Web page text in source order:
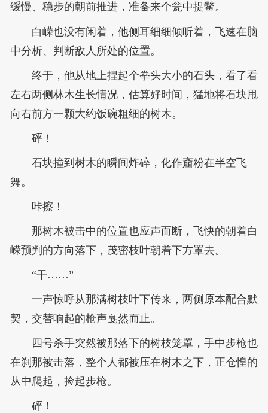
缓慢、稳步的朝前推进，准备来个瓮中捉鳖。
白嵘也没有闲着，他侧耳细细倾听着，飞速在脑
中分析、判断敌人所处的位置。
终于，他从地上捏起个拳头大小的石头，看了看
左右两侧林木生长情况，估算好时间，猛地将石块甩
向右前方一颗大约饭碗粗细的树木。
砰！
石块撞到树木的瞬间炸碎，化作齑粉在半空飞
舞。
咔擦！
那树木被击中的位置也应声而断，飞快的朝着白
嵘预判的方向落下，茂密枝叶朝着下方罩去。
“干……”
一声惊呼从那满树枝叶下传来，两侧原本配合默
契，交替响起的枪声戛然而止。
四号杀手突然被那落下的树枝笼罩，手中步枪也
在刹那被击落，整个人都被压在树木之下，正仓惶的
从中爬起，捡起步枪。
砰！